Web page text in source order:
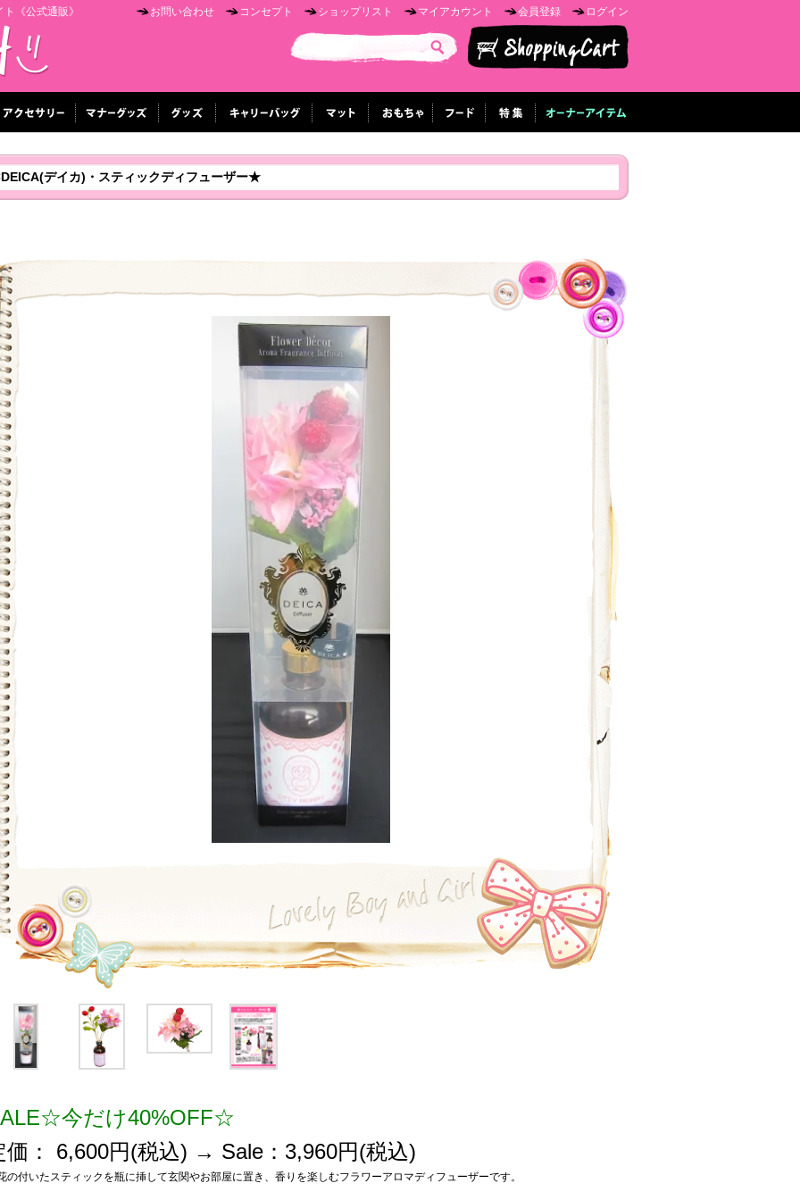
《公式通販》 ログイン
会員登録
マイアカウント
ショップリスト
コンセプト
お問い合わせ
デイカ)・スティックディフューザー★
今だけ40%OFF☆
価： 6,600円(税込) → Sale：3,960円(税込)
の付いたスティックを瓶に挿して玄関やお部屋に置き、香りを楽しむフラワーアロマディフューザーです。